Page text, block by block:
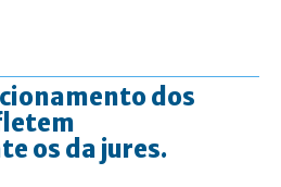
dos
os da jures.